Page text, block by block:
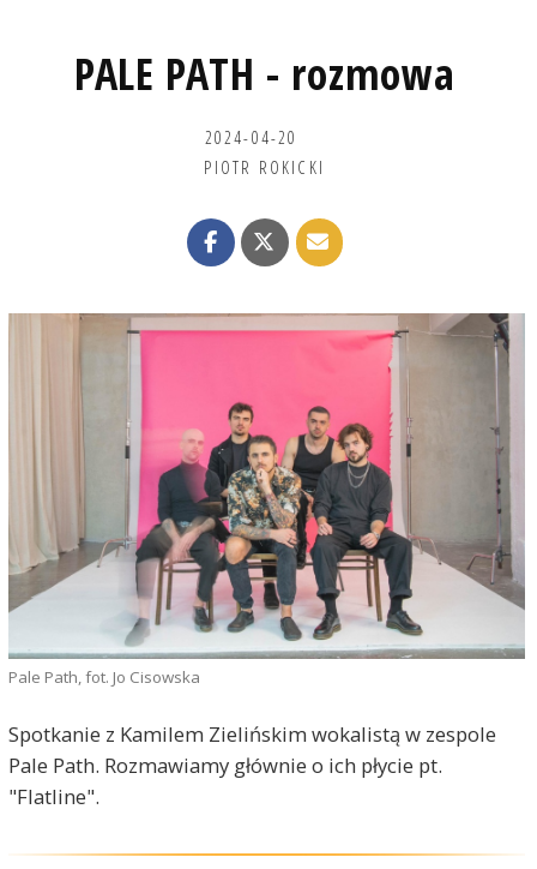
PALE PATH - rozmowa
2024-04-20
PIOTR ROKICKI
Pale Path, fot. Jo Cisowska
Spotkanie z Kamilem Zielińskim wokalistą w zespole
Pale Path. Rozmawiamy głównie o ich płycie pt.
"Flatline".